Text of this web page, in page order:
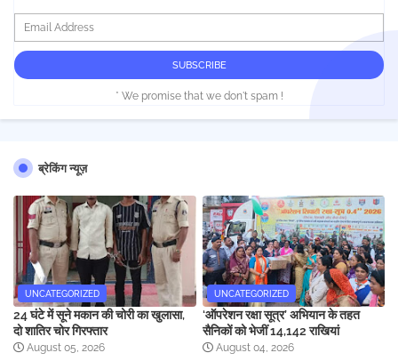
* We promise that we don't spam !
ब्रेकिंग न्यूज़
UNCATEGORIZED
24 घंटे में सूने मकान की चोरी का खुलासा,
दो शातिर चोर गिरफ्तार
August 05, 2026
UNCATEGORIZED
‘ऑपरेशन रक्षा सूत्र’ अभियान के तहत
सैनिकों को भेजीं 14,142 राखियां
August 04, 2026